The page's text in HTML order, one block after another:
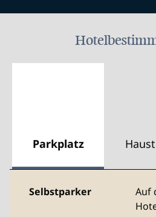
Parkplatz
Selbstparker
Auf